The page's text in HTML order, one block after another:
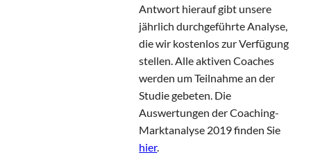
Antwort hierauf gibt unsere
jährlich durchgeführte Analyse,
die wir kostenlos zur Verfügung
stellen. Alle aktiven Coaches
werden um Teilnahme an der
Studie gebeten. Die
Auswertungen der Coaching-
Marktanalyse 2019 finden Sie
hier.